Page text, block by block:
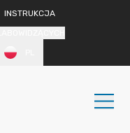
INSTRUKCJA